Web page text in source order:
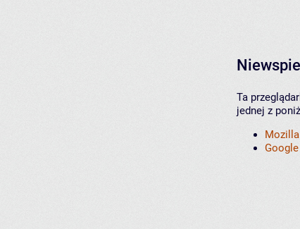
Ta
jednej z